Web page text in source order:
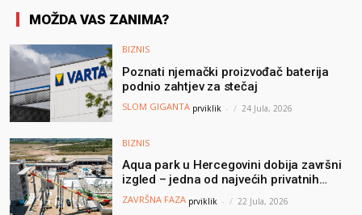
MOŽDA VAS ZANIMA?
BIZNIS
Poznati njemački proizvođač baterija
podnio zahtjev za stečaj
SLOM GIGANTA prviklik - 24 Jula, 2026
BIZNIS
Aqua park u Hercegovini dobija završni
izgled – jedna od najvećih privatnih
turističkih investicija vrijedna oko 50
ZAVRŠNA FAZA prviklik - 22 Jula, 2026